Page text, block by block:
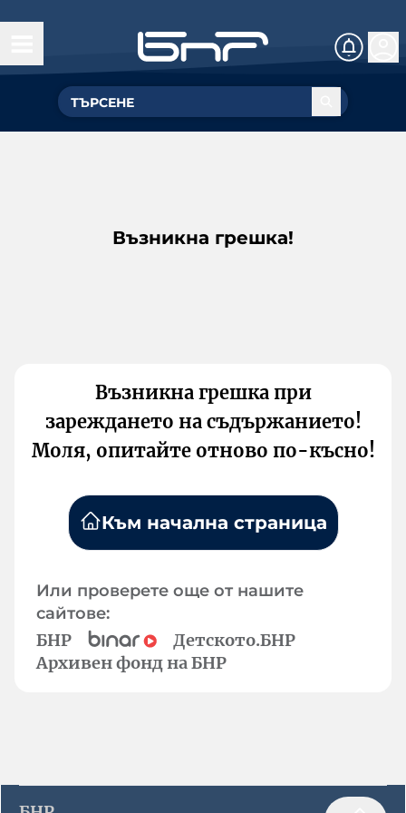
Възникна грешка!
Възникна грешка при
зареждането на съдържанието!
Моля, опитайте отново по-късно!
Към начална страница
Или проверете още от нашите
сайтове:
БНР
Детското.БНР
Архивен фонд на БНР